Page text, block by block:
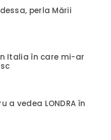
perla Mării
Italia în care mi-ar
a vedea LONDRA în